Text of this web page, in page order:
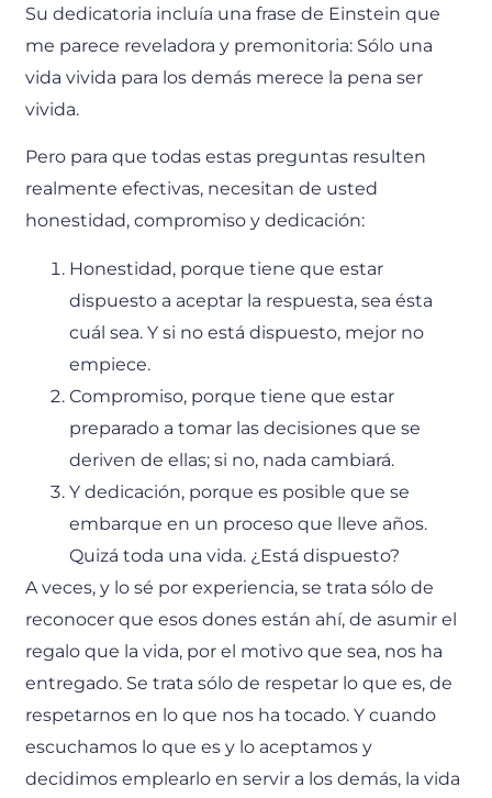
Su dedicatoria incluía una frase de Einstein que
me parece reveladora y premonitoria: Sólo una
vida vivida para los demás merece la pena ser
vivida.
Pero para que todas estas preguntas resulten
realmente efectivas, necesitan de usted
honestidad, compromiso y dedicación:
Honestidad, porque tiene que estar
dispuesto a aceptar la respuesta, sea ésta
cuál sea. Y si no está dispuesto, mejor no
empiece.
Compromiso, porque tiene que estar
preparado a tomar las decisiones que se
deriven de ellas; si no, nada cambiará.
Y dedicación, porque es posible que se
embarque en un proceso que lleve años.
Quizá toda una vida. ¿Está dispuesto?
A veces, y lo sé por experiencia, se trata sólo de
reconocer que esos dones están ahí, de asumir el
regalo que la vida, por el motivo que sea, nos ha
entregado. Se trata sólo de respetar lo que es, de
respetarnos en lo que nos ha tocado. Y cuando
escuchamos lo que es y lo aceptamos y
decidimos emplearlo en servir a los demás, la vida